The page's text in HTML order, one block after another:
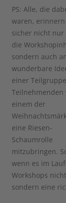
PS: Alle, die
waren, erinnern
sicher nicht nur
die
sondern auch
wunderbare
einer
Teilnehmenden
einem der
eine Riesen-
Schaumrolle
mitzubringen.
wenn es im
Workshops
sondern eine